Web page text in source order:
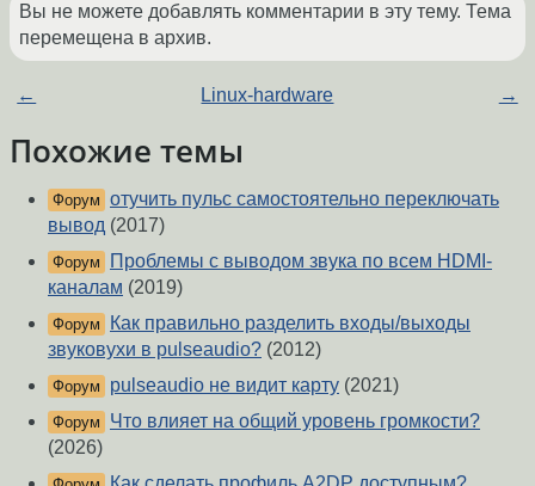
Вы не можете добавлять комментарии в эту тему. Тема
перемещена в архив.
← Linux-hardware →
Похожие темы
Форум отучить пульс самостоятельно переключать
вывод (2017)
Форум
Проблемы с выводом звука по всем HDMI-
каналам (2019)
Форум
Как правильно разделить входы/выходы
звуковухи в pulseaudio? (2012)
Форум pulseaudio не видит карту (2021)
Форум
Что влияет на общий уровень громкости?
(2026)